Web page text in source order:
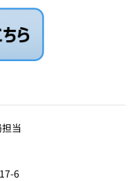
当
6